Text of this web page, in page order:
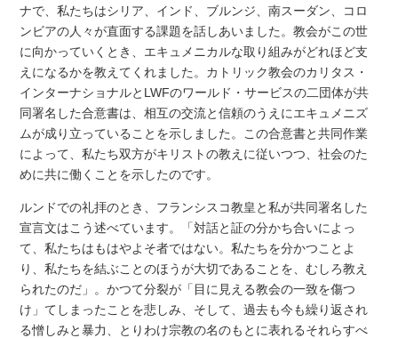
ナで、私たちはシリア、インド、ブルンジ、南スーダン、コロ
ンビアの人々が直面する課題を話しあいました。教会がこの世
に向かっていくとき、エキュメニカルな取り組みがどれほど支
えになるかを教えてくれました。カトリック教会のカリタス・
インターナショナルとLWFのワールド・サービスの二団体が共
同署名した合意書は、相互の交流と信頼のうえにエキュメニズ
ムが成り立っていることを示しました。この合意書と共同作業
によって、私たち双方がキリストの教えに従いつつ、社会のた
めに共に働くことを示したのです。
ルンドでの礼拝のとき、フランシスコ教皇と私が共同署名した
宣言文はこう述べています。「対話と証の分かち合いによっ
て、私たちはもはやよそ者ではない。私たちを分かつことよ
り、私たちを結ぶことのほうが大切であることを、むしろ教え
られたのだ」。かつて分裂が「目に見える教会の一致を傷つ
け」てしまったことを悲しみ、そして、過去も今も繰り返され
る憎しみと暴力、とりわけ宗教の名のもとに表れるそれらすべ